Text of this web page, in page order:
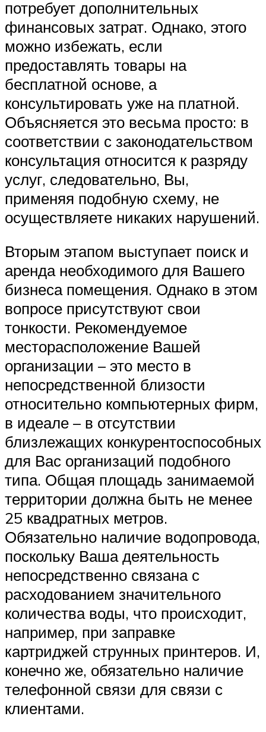
потребует дополнительных
финансовых затрат. Однако, этого
можно избежать, если
предоставлять товары на
бесплатной основе, а
консультировать уже на платной.
Объясняется это весьма просто: в
соответствии с законодательством
консультация относится к разряду
услуг, следовательно, Вы,
применяя подобную схему, не
осуществляете никаких нарушений.
Вторым этапом выступает поиск и
аренда необходимого для Вашего
бизнеса помещения. Однако в этом
вопросе присутствуют свои
тонкости. Рекомендуемое
месторасположение Вашей
организации – это место в
непосредственной близости
относительно компьютерных фирм,
в идеале – в отсутствии
близлежащих конкурентоспособных
для Вас организаций подобного
типа. Общая площадь занимаемой
территории должна быть не менее
25 квадратных метров.
Обязательно наличие водопровода,
поскольку Ваша деятельность
непосредственно связана с
расходованием значительного
количества воды, что происходит,
например, при заправке
картриджей струнных принтеров. И,
конечно же, обязательно наличие
телефонной связи для связи с
клиентами.